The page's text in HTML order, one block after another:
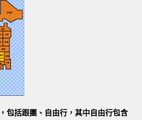
包括跟團、自由行，其中自由行包含